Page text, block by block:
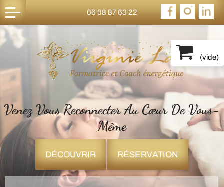
06 08 87 63 22
(vide)
Venez Vous Reconnecter Au Cœur De Vous-
Même
DÉCOUVRIR RÉSERVATION